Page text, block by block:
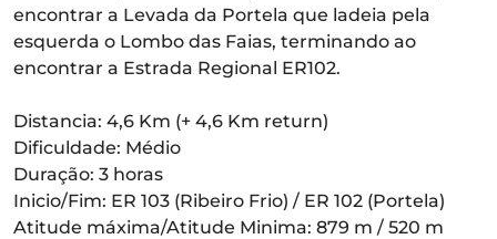
encontrar a Levada da Portela que ladeia pela
esquerda o Lombo das Faias, terminando ao
encontrar a Estrada Regional ER102.
Distancia: 4,6 Km (+ 4,6 Km return)
Dificuldade: Médio
Duração: 3 horas
Inicio/Fim: ER 103 (Ribeiro Frio) / ER 102 (Portela)
Atitude máxima/Atitude Minima: 879 m / 520 m